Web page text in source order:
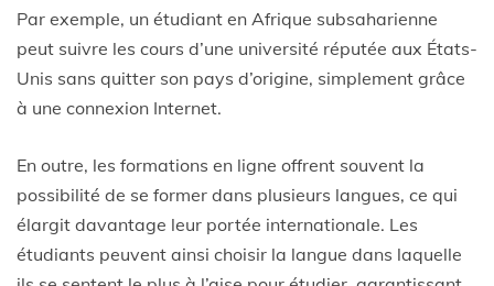
Par exemple, un étudiant en Afrique subsaharienne
peut suivre les cours d’une université réputée aux États-
Unis sans quitter son pays d’origine, simplement grâce
à une connexion Internet.
En outre, les formations en ligne offrent souvent la
possibilité de se former dans plusieurs langues, ce qui
élargit davantage leur portée internationale. Les
étudiants peuvent ainsi choisir la langue dans laquelle